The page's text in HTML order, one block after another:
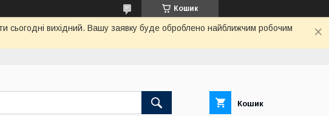
Кошик
сьогодні вихідний. Вашу заявку буде оброблено найближчим робочим
Кошик